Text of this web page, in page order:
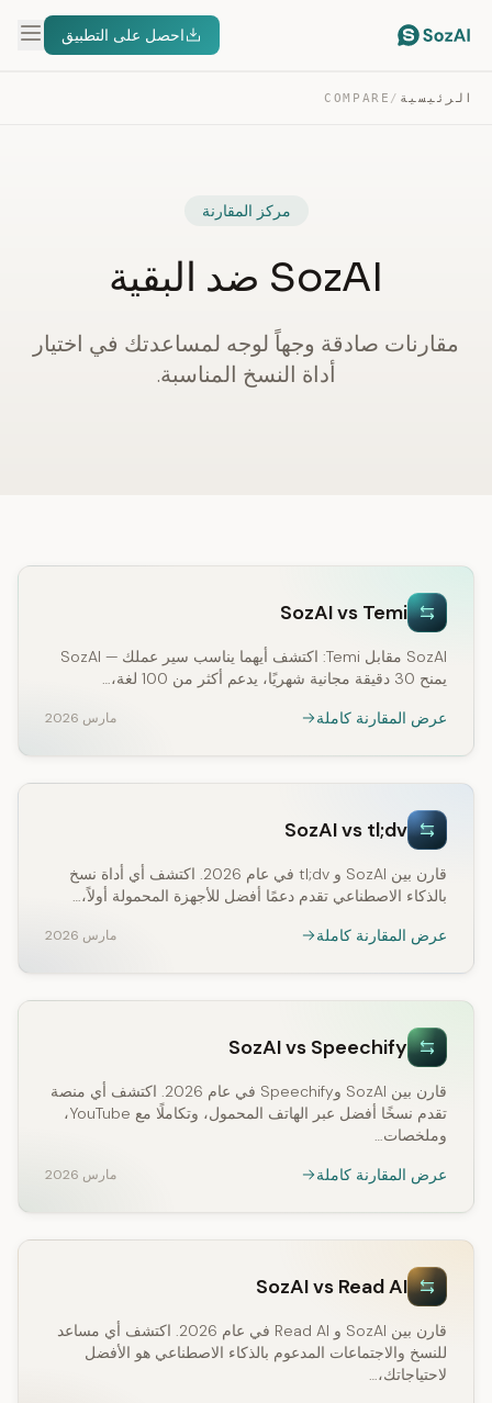
احصل على التطبيق
الرئيسية /
COMPARE
مركز المقارنة
SozAI ضد البقية
مقارنات صادقة وجهاً لوجه لمساعدتك في اختيار
أداة النسخ المناسبة.
SozAI vs Temi
SozAI مقابل Temi: اكتشف أيهما يناسب سير عملك — SozAI
يمنح 30 دقيقة مجانية شهريًا، يدعم أكثر من 100 لغة،…
عرض المقارنة كاملة
مارس 2026
SozAI vs tl;dv
قارن بين SozAI و tl;dv في عام 2026. اكتشف أي أداة نسخ
بالذكاء الاصطناعي تقدم دعمًا أفضل للأجهزة المحمولة أولاً،…
عرض المقارنة كاملة
مارس 2026
SozAI vs Speechify
قارن بين SozAI وSpeechify في عام 2026. اكتشف أي منصة
تقدم نسخًا أفضل عبر الهاتف المحمول، وتكاملًا مع YouTube،
وملخصات…
عرض المقارنة كاملة
مارس 2026
SozAI vs Read AI
قارن بين SozAI و Read AI في عام 2026. اكتشف أي مساعد
للنسخ والاجتماعات المدعوم بالذكاء الاصطناعي هو الأفضل
لاحتياجاتك،…